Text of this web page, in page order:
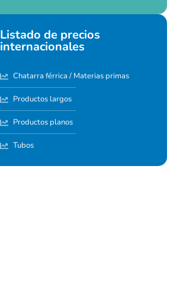
Listado de precios
internacionales
Chatarra férrica / Materias primas
Productos largos
Productos planos
Tubos